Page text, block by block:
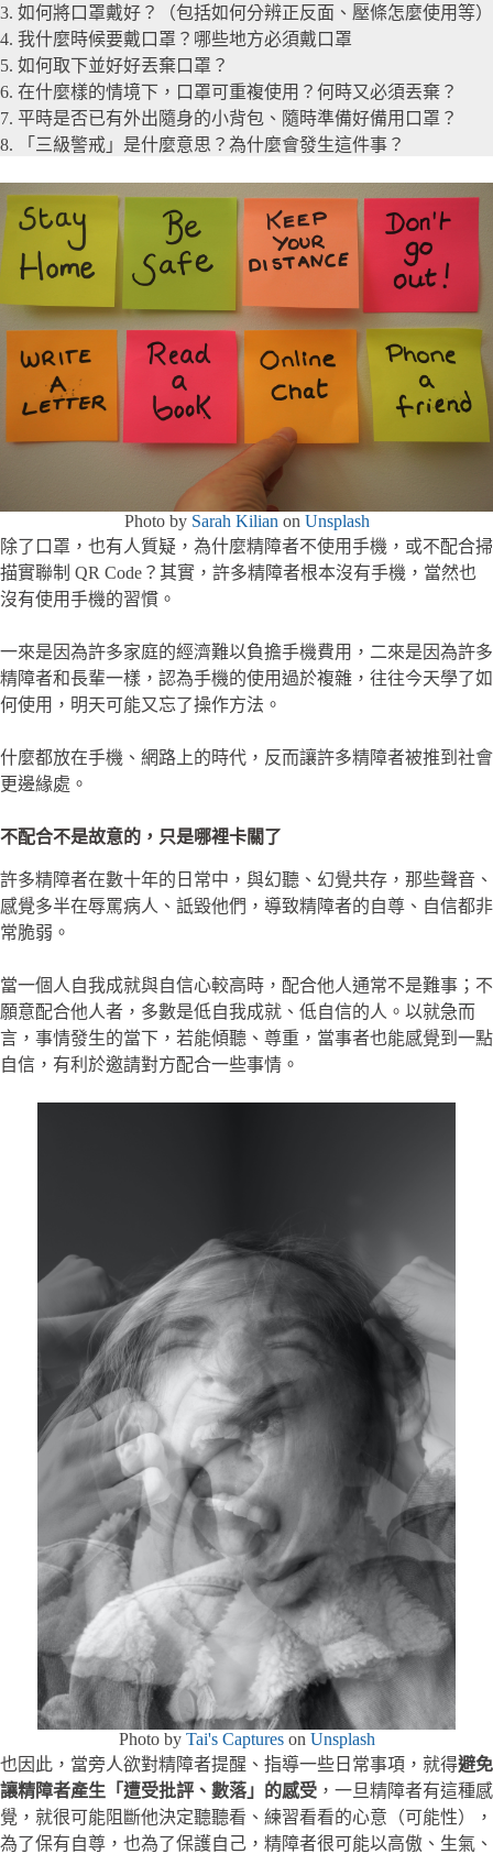
3. 如何將口罩戴好？（包括如何分辨正反面、壓條怎麼使用等）
4. 我什麼時候要戴口罩？哪些地方必須戴口罩
5. 如何取下並好好丟棄口罩？
6. 在什麼樣的情境下，口罩可重複使用？何時又必須丟棄？
7. 平時是否已有外出隨身的小背包、隨時準備好備用口罩？
8. 「三級警戒」是什麼意思？為什麼會發生這件事？
Photo by Sarah Kilian on Unsplash
除了口罩，也有人質疑，為什麼精障者不使用手機，或不配合掃
描實聯制 QR Code？其實，許多精障者根本沒有手機，當然也
沒有使用手機的習慣。
一來是因為許多家庭的經濟難以負擔手機費用，二來是因為許多
精障者和長輩一樣，認為手機的使用過於複雜，往往今天學了如
何使用，明天可能又忘了操作方法。
什麼都放在手機、網路上的時代，反而讓許多精障者被推到社會
更邊緣處。
不配合不是故意的，只是哪裡卡關了
許多精障者在數十年的日常中，與幻聽、幻覺共存，那些聲音、
感覺多半在辱罵病人、詆毀他們，導致精障者的自尊、自信都非
常脆弱。
當一個人自我成就與自信心較高時，配合他人通常不是難事；不
願意配合他人者，多數是低自我成就、低自信的人。以就急而
言，事情發生的當下，若能傾聽、尊重，當事者也能感覺到一點
自信，有利於邀請對方配合一些事情。
Photo by Tai's Captureson Unsplash
也因此，當旁人欲對精障者提醒、指導一些日常事項，就得避免
讓精障者產生「遭受批評、數落」的感受 ，一旦精障者有這種感
覺，就很可能阻斷他決定聽聽看、練習看看的心意（可能性），
為了保有自尊，也為了保護自己，精障者很可能以高傲、生氣、